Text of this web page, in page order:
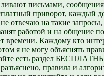
письмами,
приворот, каждый
отвечаю на такие
работой и на общение
времени. Каждому кто
я не могу объяснять
есть раздел
правила и